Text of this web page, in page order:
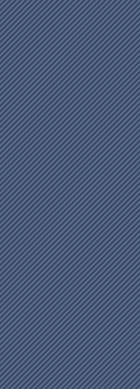
корпус 1,
чрез ПОС
център,
касата на
по
Заплащането
от всеки клон
сметка:IBAN:
ABGSF.
В неработни
В случай, че
в обичайния
потърсите за
прекъснете
молим да ни
място в